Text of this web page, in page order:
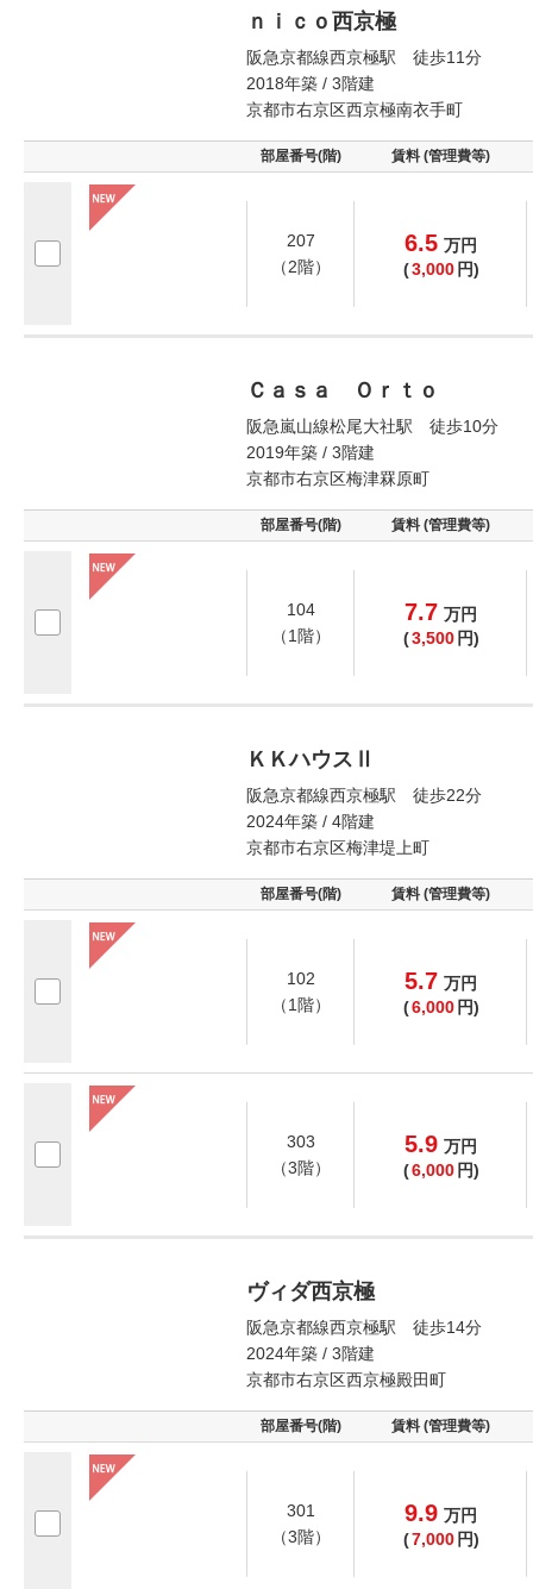
ｎｉｃｏ西京極
阪急京都線西京極駅 徒歩11分
2018年築 / 3階建
京都市右京区西京極南衣手町
部屋番号(階) 賃料 (管理費等)
207
（2階）
6.5 万円
(3,000 円)
Ｃａｓａ Ｏｒｔｏ
阪急嵐山線松尾大社駅 徒歩10分
2019年築 / 3階建
京都市右京区梅津罧原町
部屋番号(階) 賃料 (管理費等)
104
（1階）
7.7 万円
(3,500 円)
ＫＫハウスⅡ
阪急京都線西京極駅 徒歩22分
2024年築 / 4階建
京都市右京区梅津堤上町
部屋番号(階) 賃料 (管理費等)
102
（1階）
5.7 万円
(6,000 円)
303
（3階）
5.9 万円
(6,000 円)
ヴィダ西京極
阪急京都線西京極駅 徒歩14分
2024年築 / 3階建
京都市右京区西京極殿田町
部屋番号(階) 賃料 (管理費等)
301
（3階）
9.9 万円
(7,000 円)